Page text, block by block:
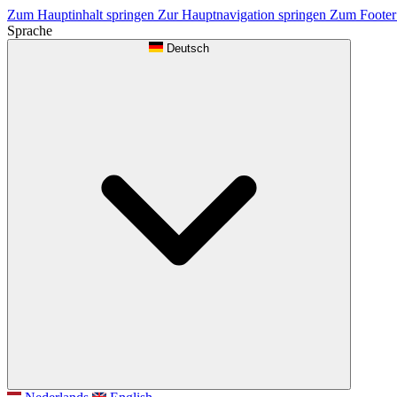
Zum Hauptinhalt springen Zur Hauptnavigation springen Zum
Sprache
Deutsch